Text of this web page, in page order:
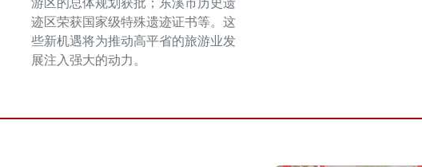
迹区荣获国家级特殊遗迹证书等。这
些新机遇将为推动高平省的旅游业发
展注入强大的动力。